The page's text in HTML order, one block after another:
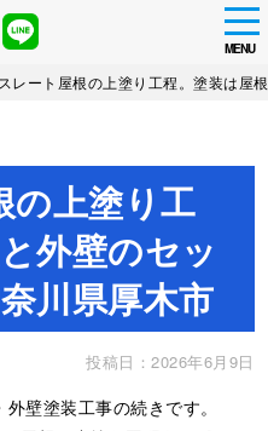
MENU
スレート屋根の上塗り工程。塗装は屋
の上塗り工
外壁のセッ
川県厚木市
投稿日：2026年6月9日
壁塗装工事の続きです。